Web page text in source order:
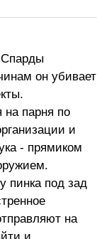
он убивает
парня по
и
- прямиком
пинка под зад
на
и